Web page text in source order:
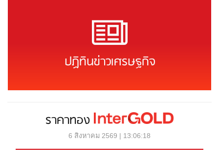
ปฏิทินข่าวเศรษฐกิจ
ราคาทอง
6 สิงหาคม 2569 | 13:06:18